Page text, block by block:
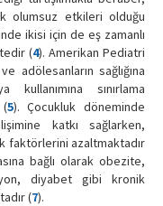
olumsuz etkileri olduğu
ikisi için de eş zamanlı
(4). Amerikan Pediatri
adölesanların sağlığına
sınırlama
(5). Çocukluk döneminde
katkı sağlarken,
faktörlerini azaltmaktadır
bağlı olarak obezite,
diyabet gibi kronik
(7).